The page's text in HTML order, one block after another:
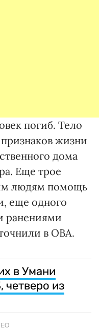
погиб. Тело
жизни
дома
Еще трое
людям помощь
еще одного
ранениями
в ОВА.
в Умани
четверо из